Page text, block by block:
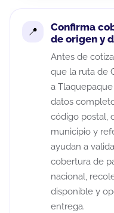
Confirma
de origen y
Antes de
que la ruta de
a
datos
código postal,
municipio y
ayudan a
cobertura de
nacional,
disponible y
entrega.